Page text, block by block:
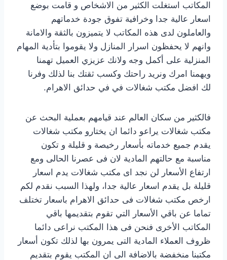
المكاتب استغلت الكثير من الاشخاص و قامت بوضع
اسعار عالية جدا وخرافية تفوق جودة خدماتهم
والعاملون لدى هذه المكاتب لا يتميزون بالثقة والامانة
وانهم لا يحفظون اسرار المنازل ولا يقوموا بتأدية المهام
المنزلية على أكمل وجه ولانك عزيزي العميل تهمنا
ويهمنا امرك ونريد راحتك وكسب ثقتك بنا لذلك وفرنا
لك افضل مكتب شغالات في في حدائق الاهرام.
فالكثير من سكان العالم عند قيامهم بعملية البحث عن
مكتب شغالات يراعو دائما ان يختارو مكتب شغالات
يقدم جميع خدماته بأسعار رخيصة و قليلة و تكون
مناسبة مع حالتهم المادية لان فى عصرنا الحالى ومع
ارتفاع الأسعار لن نجد اى مكتب شغالات يدم اسعار
قليلة بل يقدم اسعار عالية جدا، ولهذا السبب نقدم لكم
ارخص مكتب شغالات فى حدائق الاهرام باسعار تختلف
تماما عن باقي الأسعار التي تقوم بتقديمها باقي
المكاتب الأخرى فنحن فى هذا المكتب نراعى دائما
ظروف العملاء المادية التى يمرون بها لذلك تكون أسعار
مكتبنا منخفضة بالاضافة الى ان المكتب يقوم بتقديم